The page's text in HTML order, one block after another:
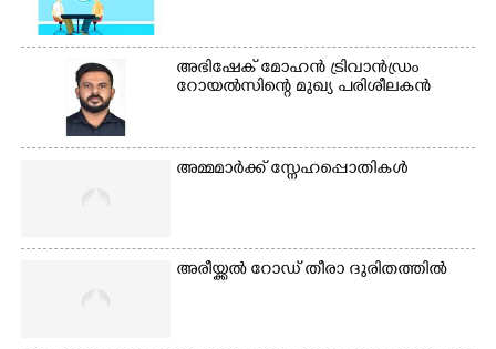
അഭിഷേക് മോഹൻ ട്രിവാൻഡ്രം
റോയൽസിന്റെ മുഖ്യ പരിശീലകൻ
അമ്മമാർക്ക് സ്നേഹപ്പൊതികൾ
അരീയ്ക്കൽ റോഡ് തീരാ ദുരിതത്തിൽ